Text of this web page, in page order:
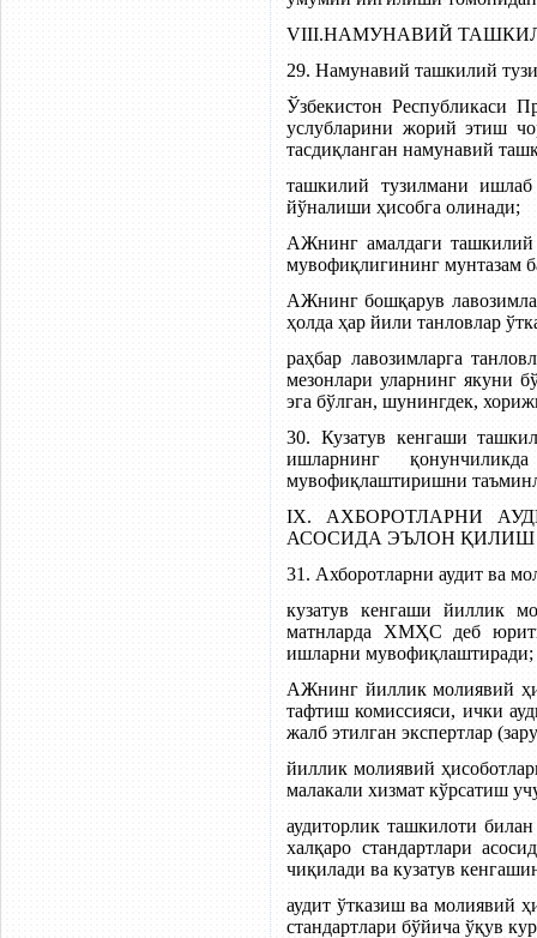
VIII.НАМУНАВИЙ
29. Намунавий ташкилий
Ўзбекистон Республикаси
услубларини жорий этиш
тасдиқланган намунавий
ташкилий тузилмани
йўналиши ҳисобга олинади;
АЖнинг амалдаги ташкилий
мувофиқлигининг мунтазам
АЖнинг бошқарув
ҳолда ҳар йили танловлар
раҳбар лавозимларга
мезонлари уларнинг якуни
эга бўлган, шунингдек,
30. Кузатув кенгаши
ишларнинг
мувофиқлаштиришни
IX. АХБОРОТЛАРНИ
АСОСИДА ЭЪЛОН ҚИЛИШ
31. Ахборотларни аудит ва
кузатув кенгаши йиллик
матнларда ХМҲС деб
ишларни мувофиқлаштиради;
АЖнинг йиллик молиявий
тафтиш комиссияси, ички
жалб этилган экспертлар
йиллик молиявий
малакали хизмат кўрсатиш
аудиторлик ташкилоти
халқаро стандартлари
чиқилади ва кузатув
аудит ўтказиш ва молиявий
стандартлари бўйича ўқув